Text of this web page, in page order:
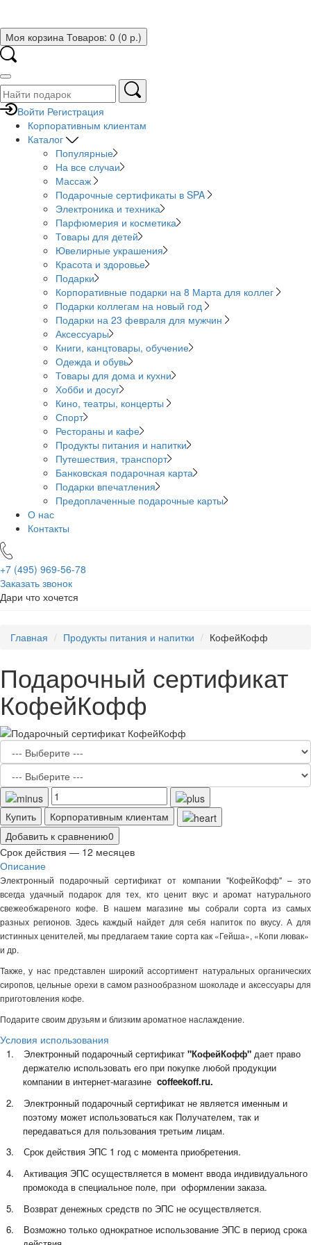
Моя корзина Товаров: 0 (0 р.)
Войти Регистрация
Корпоративным клиентам
Каталог
Популярные
На все случаи
Массаж
Подарочные сертификаты в SPA
Электроника и техника
Парфюмерия и косметика
Товары для детей
Ювелирные украшения
Красота и здоровье
Подарки
Корпоративные подарки на 8 Марта для коллег
Подарки коллегам на новый год
Подарки на 23 февраля для мужчин
Аксессуары
Книги, канцтовары, обучение
Одежда и обувь
Товары для дома и кухни
Хобби и досуг
Кино, театры, концерты
Спорт
Рестораны и кафе
Продукты питания и напитки
Путешествия, транспорт
Банковская подарочная карта
Подарки впечатления
Предоплаченные подарочные карты
О нас
Контакты
+7 (495) 969-56-78
Заказать звонок
Дари что хочется
Главная Продукты питания и напитки КофейКофф
Подарочный сертификат
КофейКофф
Купить
Корпоративным клиентам
Добавить к сравнению0
Срок действия — 12 месяцев
Описание
Электронный подарочный сертификат от компании "КофейКофф" – это
всегда удачный подарок для тех, кто ценит вкус и аромат натурального
свежеобжареного кофе. В нашем магазине мы собрали сорта из самых
разных регионов. Здесь каждый найдет для себя напиток по вкусу. А для
истинных ценителей, мы предлагаем такие сорта как «Гейша», «Копи лювак»
и др.
Также, у нас представлен широкий ассортимент натуральных органических
сиропов, цельные орехи в самом разнообразном шоколаде и аксессуары для
приготовления кофе.
Подарите своим друзьям и близким ароматное наслаждение.
Условия использования
1. Электронный подарочный сертификат"КофейКофф" дает право
держателю использовать его при покупке любой продукции
компании в интернет-магазинеcoffeekoff.ru.
2.
Электронный подарочный сертификат не является именным и
поэтому может использоваться как Получателем, так и
передаваться для пользования третьим лицам.
3.
Срок действия ЭПС 1 год с момента приобретения.
4.
Активация ЭПС осуществляется в момент ввода индивидуального
промокода в специальное поле, при оформлении заказа.
5.
Возврат денежных средств по ЭПС не осуществляется.
6.
Возможно только однократное использование ЭПС в период срока